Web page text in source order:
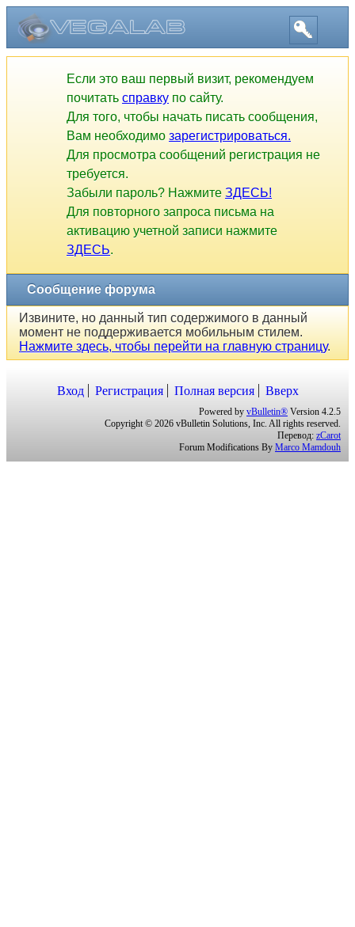
Если это ваш первый визит, рекомендуем
почитать справку по сайту.
Для того, чтобы начать писать сообщения,
Вам необходимо зарегистрироваться.
Для просмотра сообщений регистрация не
требуется.
Забыли пароль? Нажмите ЗДЕСЬ!
Для повторного запроса письма на
активацию учетной записи нажмите
ЗДЕСЬ.
Сообщение форума
Извините, но данный тип содержимого в данный
момент не поддерживается мобильным стилем.
Нажмите здесь, чтобы перейти на главную страницу.
Вход Регистрация Полная версия Вверх
Powered by vBulletin® Version 4.2.5
Copyright © 2026 vBulletin Solutions, Inc. All rights reserved.
Перевод: zCarot
Forum Modifications By Marco Mamdouh